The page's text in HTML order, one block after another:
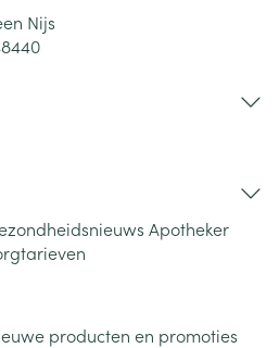
Nijs
Apotheker
producten en promoties